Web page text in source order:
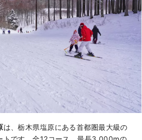
は、栃木県塩原にある首都圏最大級の